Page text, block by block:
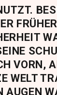
VORN,
WELT
AUGEN